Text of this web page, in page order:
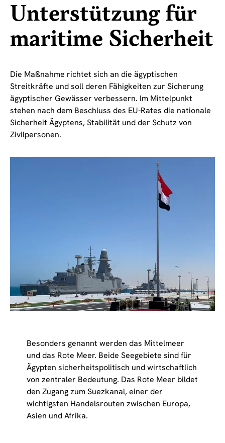
Unterstützung für
maritime Sicherheit
Die Maßnahme richtet sich an die ägyptischen
Streitkräfte und soll deren Fähigkeiten zur Sicherung
ägyptischer Gewässer verbessern. Im Mittelpunkt
stehen nach dem Beschluss des EU-Rates die nationale
Sicherheit Ägyptens, Stabilität und der Schutz von
Zivilpersonen.
Besonders genannt werden das Mittelmeer
und das Rote Meer. Beide Seegebiete sind für
Ägypten sicherheitspolitisch und wirtschaftlich
von zentraler Bedeutung. Das Rote Meer bildet
den Zugang zum Suezkanal, einer der
wichtigsten Handelsrouten zwischen Europa,
Asien und Afrika.